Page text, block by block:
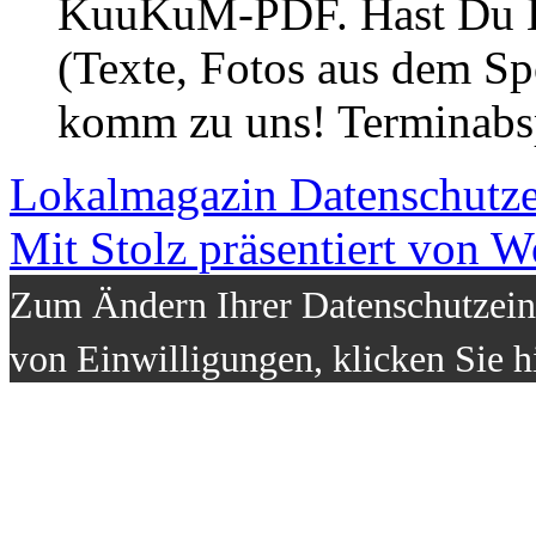
KuuKuM-PDF. Hast Du
(Texte, Fotos aus dem
komm zu uns!
Lokalmagazin
Mit Stolz präsentiert von
Zum Ändern Ihrer
von Einwilligungen, klicken Sie